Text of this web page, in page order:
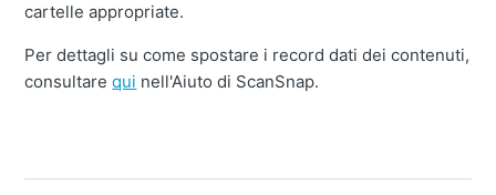
cartelle appropriate.
Per dettagli su come spostare i record dati dei contenuti,
consultarequi nell'Aiuto di ScanSnap.